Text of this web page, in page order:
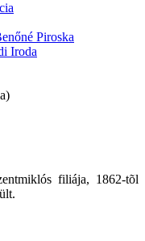
Piroska
Iroda
filiája, 1862-tõl